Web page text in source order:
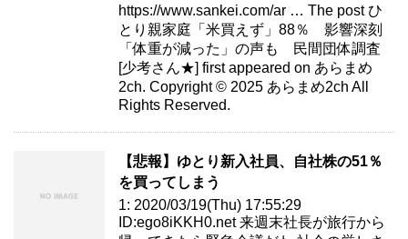
https://www.sankei.com/ar … The post ひ
とり親家庭「米買えず」88％ 影響深刻
「体重が減った」の声も 民間団体調査
[少考さん★] first appeared on あらまめ
2ch. Copyright © 2025 あらまめ2ch All
Rights Reserved.
【悲報】ゆとり新入社員、自社株の51％
を買ってしまう
1: 2020/03/19(Thu) 17:55:29
ID:ego8iKKH0.net 来週末社長が旅行から